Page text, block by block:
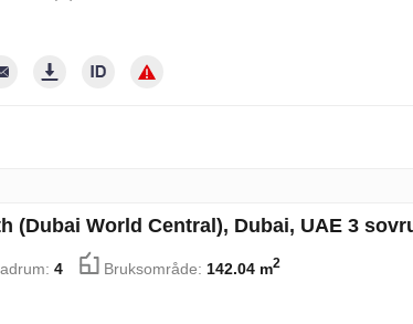
(Dubai World Central), Dubai, UAE 3
4 Bruksområde: 142.04 m2